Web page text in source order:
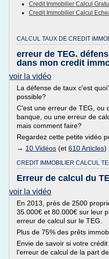
Credit Immobilier Calcul
Credit Immobilier Calcul
CALCUL TAUX DE CREDIT
erreur de TEG.
dans mon credit
voir la vidéo
La défense de taux c'est
possible?
C'est une erreur de TEG, ou
banque, ou une erreur de
mais comment faire?
Regardez cette petite vidéo
→ 10 Vidéos (et 610 Articles)
CREDIT IMMOBILIER CALCUL
Erreur de calcul du
voir la vidéo
En 2013, près de 2500
35.000€ et 80.000€ sur leur
erreur de calcul sur le TEG.
Plus de 75% des prêts
Envie de savoir si votre
l'erreur de calcul de la part